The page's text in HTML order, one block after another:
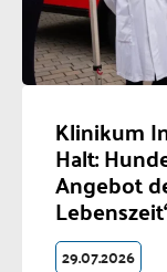
Klinikum
Halt:
Angebot
29.07.2026